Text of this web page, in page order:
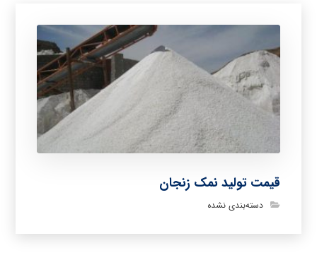
قیمت تولید نمک زنجان
دسته‌بندی نشده